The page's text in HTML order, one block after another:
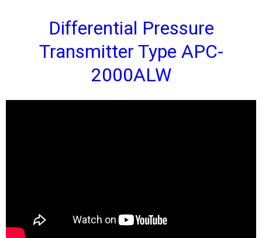
Differential Pressure
Transmitter Type APC-
2000ALW